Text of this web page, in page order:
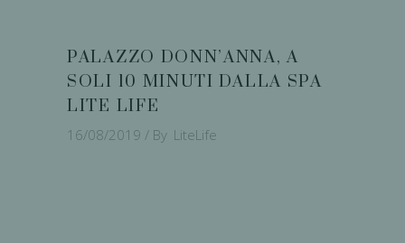
PALAZZO DONN’ANNA, A
SOLI 10 MINUTI DALLA SPA
LITE LIFE
16/08/2019 By LiteLife